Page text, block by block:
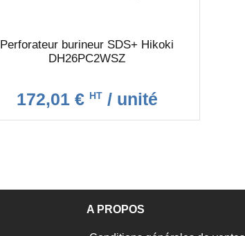
Perforateur burineur SDS+ Hikoki
DH26PC2WSZ
172,01 € HT/ unité
A PROPOS